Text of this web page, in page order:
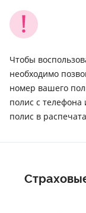
Чтобы
необходимо
номер вашего
полис с телефона
полис в